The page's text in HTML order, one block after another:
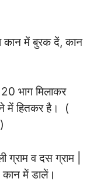
कान में बुरक दें, कान
20 भाग मिलाकर
में हितकर है। (
ग्राम व दस ग्राम |
में डालें।